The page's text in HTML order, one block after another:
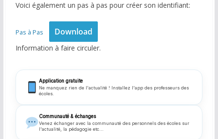
Voici également un pas à pas pour créer son identifiant:
Pas à Pas Download
Information à faire circuler.
Application gratuite
Ne manquez rien de l'actualité ! Installez l'app des professeurs des
écoles.
Communauté & échanges
Venez échanger avec la communauté des personnels des écoles sur
l'actualité, la pédagogie etc...